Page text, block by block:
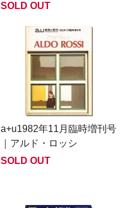
SOLD OUT
a+u1982年11月臨時増刊号
｜アルド・ロッシ
SOLD OUT